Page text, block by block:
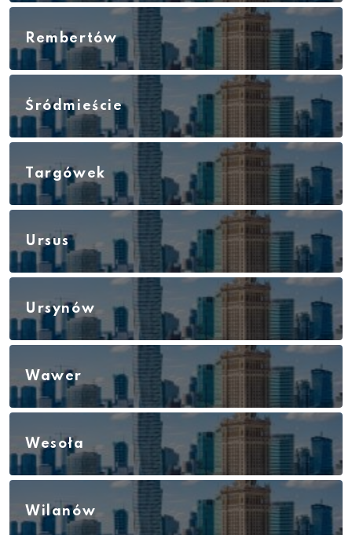
Rembertów
Śródmieście
Targówek
Ursus
Ursynów
Wawer
Wesoła
Wilanów